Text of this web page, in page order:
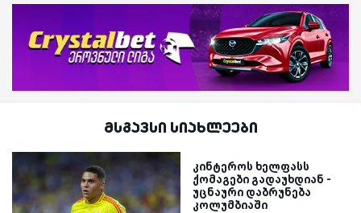
მსგავსი სიახლეები
კინტეროს ხელფასს
ქომაგები გადაუხდიან -
უცნაური დაბრუნება
კოლუმბიაში